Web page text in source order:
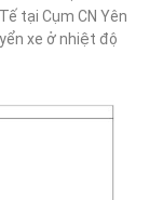
tại Cụm CN Yên
xe ở nhiệt độ